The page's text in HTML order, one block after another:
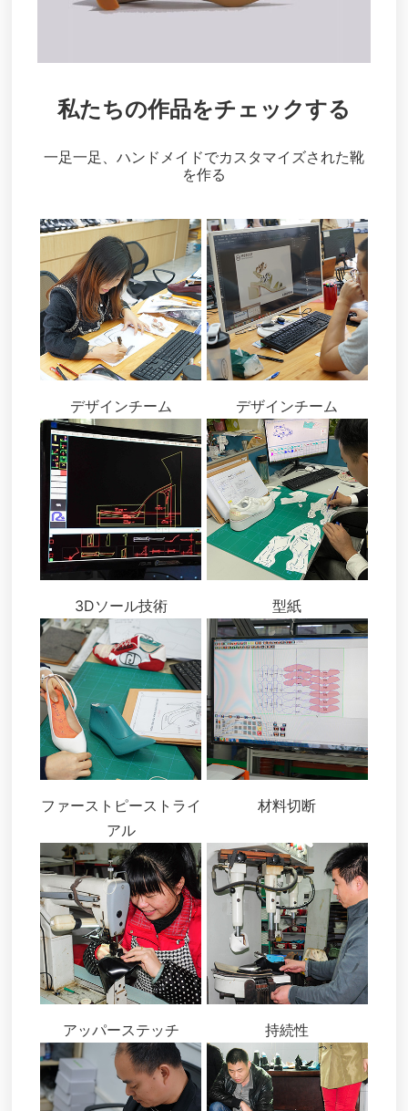
私たちの作品をチェックする
一足一足、ハンドメイドでカスタマイズされた靴
を作る
デザインチーム デザインチーム
3Dソール技術 型紙
ファーストピーストライ
アル
材料切断
アッパーステッチ 持続性